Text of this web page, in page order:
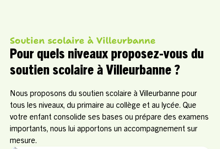
Soutien scolaire à Villeurbanne
Pour quels niveaux proposez-vous du
soutien scolaire à Villeurbanne ?
Nous proposons du soutien scolaire à Villeurbanne pour
tous les niveaux, du primaire au collège et au lycée. Que
votre enfant consolide ses bases ou prépare des examens
importants, nous lui apportons un accompagnement sur
mesure.